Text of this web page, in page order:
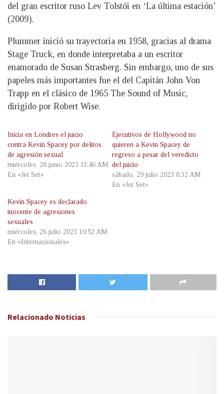
del gran escritor ruso Lev Tolstói en ‘La última estación’
(2009).
Plummer inició su trayectoria en 1958, gracias al drama
Stage Truck, en donde interpretaba a un escritor
enamorado de Susan Strasberg. Sin embargo, uno de sus
papeles más importantes fue el del Capitán John Von
Trapp en el clásico de 1965 The Sound of Music,
dirigido por Robert Wise.
Inicia en Londres el juicio
contra Kevin Spacey por delitos
de agresión sexual
miércoles, 28 junio 2023 11:46 AM
En «Jet Set»
Ejecutivos de Hollywood no
quieren a Kevin Spacey de
regreso a pesar del veredicto
del juicio
sábado, 29 julio 2023 8:32 AM
En «Jet Set»
Kevin Spacey es declarado
inocente de agresiones
sexuales
miércoles, 26 julio 2023 10:52 AM
En «Internacionales»
Relacionado Noticias